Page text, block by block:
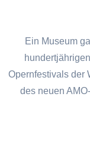
Ein Museum
Opernfestivals der
des neuen